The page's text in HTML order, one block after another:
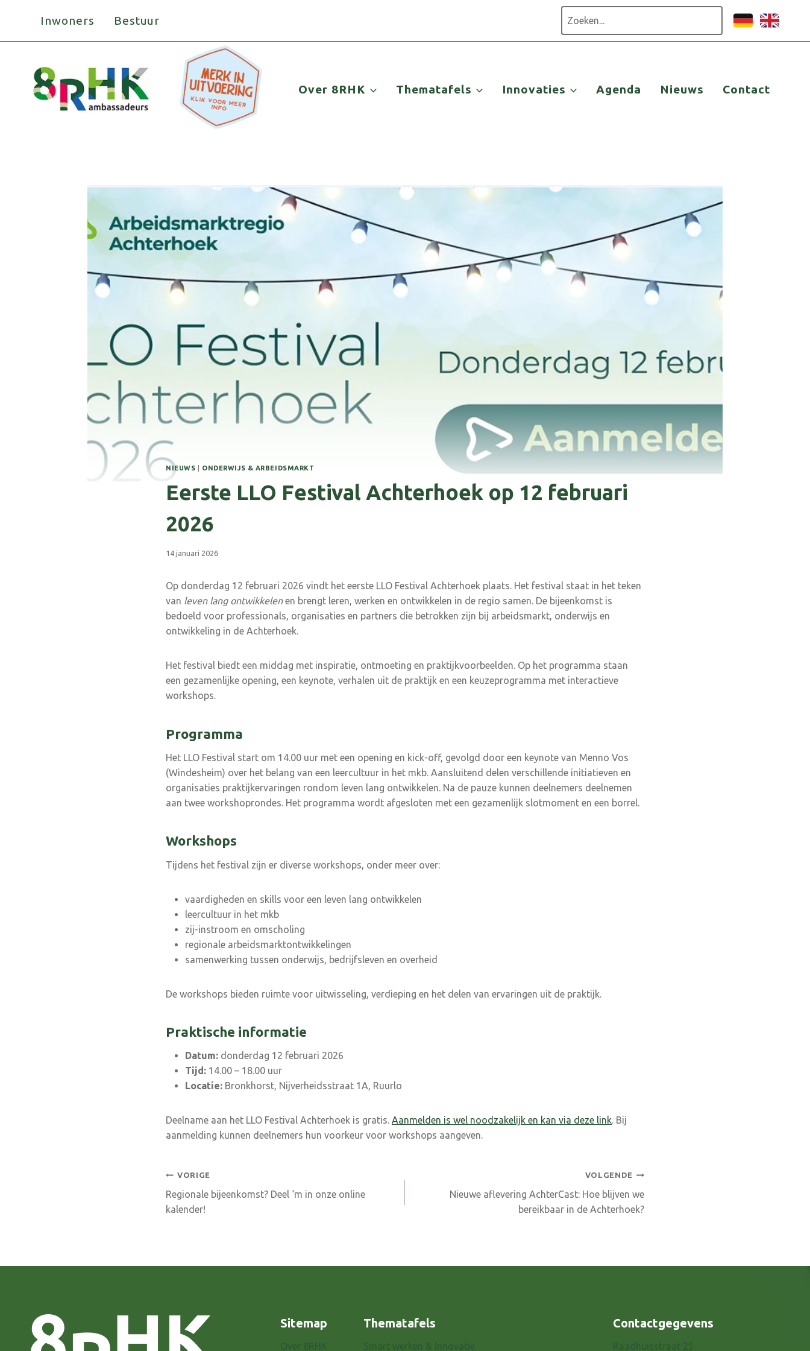
Inwoners Bestuur
Over 8RHK Thematafels Innovaties Agenda Nieuws Contact
NIEUWS ONDERWIJS & ARBEIDSMARKT
Eerste LLO Festival Achterhoek op 12 februari
2026
14 januari 2026
Op donderdag 12 februari 2026 vindt het eerste LLO Festival Achterhoek plaats. Het festival staat in het teken
van leven lang ontwikkelenen brengt leren, werken en ontwikkelen in de regio samen. De bijeenkomst is
bedoeld voor professionals, organisaties en partners die betrokken zijn bij arbeidsmarkt, onderwijs en
ontwikkeling in de Achterhoek.
Het festival biedt een middag met inspiratie, ontmoeting en praktijkvoorbeelden. Op het programma staan
een gezamenlijke opening, een keynote, verhalen uit de praktijk en een keuzeprogramma met interactieve
workshops.
Programma
Het LLO Festival start om 14.00 uur met een opening en kick-off, gevolgd door een keynote van Menno Vos
(Windesheim) over het belang van een leercultuur in het mkb. Aansluitend delen verschillende initiatieven en
organisaties praktijkervaringen rondom leven lang ontwikkelen. Na de pauze kunnen deelnemers deelnemen
aan twee workshoprondes. Het programma wordt afgesloten met een gezamenlijk slotmoment en een borrel.
Workshops
Tijdens het festival zijn er diverse workshops, onder meer over:
vaardigheden en skills voor een leven lang ontwikkelen
leercultuur in het mkb
zij-instroom en omscholing
regionale arbeidsmarktontwikkelingen
samenwerking tussen onderwijs, bedrijfsleven en overheid
De workshops bieden ruimte voor uitwisseling, verdieping en het delen van ervaringen uit de praktijk.
Praktische informatie
Datum: donderdag 12 februari 2026
Tijd: 14.00 – 18.00 uur
Locatie: Bronkhorst, Nijverheidsstraat 1A, Ruurlo
Deelname aan het LLO Festival Achterhoek is gratis. Aanmelden is wel noodzakelijk en kan via deze link. Bij
aanmelding kunnen deelnemers hun voorkeur voor workshops aangeven.
Bericht
navigatie
VORIGE
Regionale bijeenkomst? Deel ‘m in onze online
kalender!
VOLGENDE
Nieuwe aflevering AchterCast: Hoe blijven we
bereikbaar in de Achterhoek?
Sitemap Thematafels Contactgegevens